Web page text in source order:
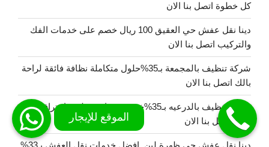
كل خطوة اتصل بنا الان
دينا نقل عفش حي العقيق 100 ريال خصم على خدمات الفك
والتركيب اتصل بنا الان
شركة تنظيف بالمجمعة بـ35%حلول متكاملة نظافة فائقة لراحة
بالك اتصل بنا الان
شركة تنظيف بالدرعيه بـ35%خصم خدمات تنظيف احترافية
99% اتصل بنا الان
دينا نقل عفش حي ظهرة لبن..افضل خدمات نقل العفش بـ33%